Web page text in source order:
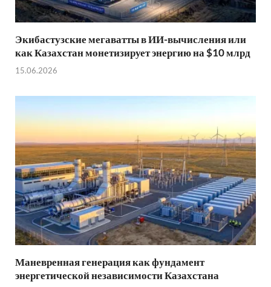
Экибастузские мегаватты в ИИ-вычисления или
как Казахстан монетизирует энергию на $10 млрд
15.06.2026
Маневренная генерация как фундамент
энергетической независимости Казахстана